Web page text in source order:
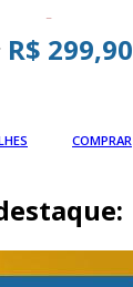
-
R$ 299,90
COMPRAR